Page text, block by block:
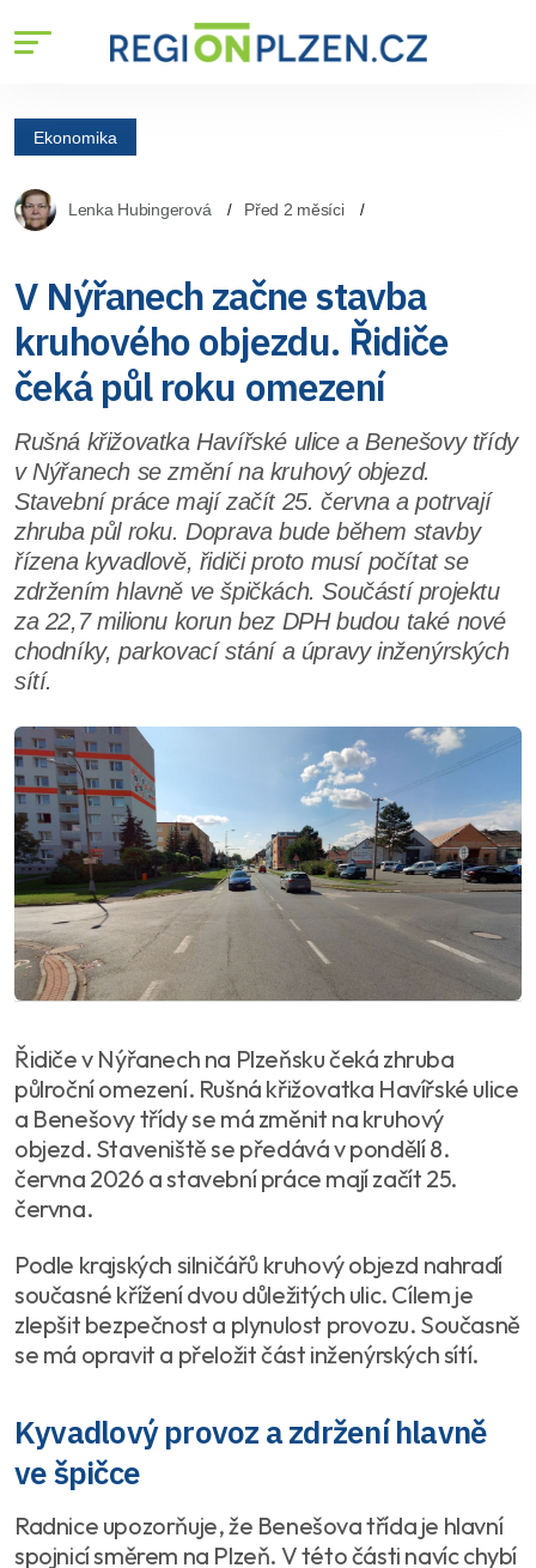
Ekonomika
Lenka Hubingerová Před 2 měsíci
V Nýřanech začne stavba
kruhového objezdu. Řidiče
čeká půl roku omezení
Rušná křižovatka Havířské ulice a Benešovy třídy
v Nýřanech se změní na kruhový objezd.
Stavební práce mají začít 25. června a potrvají
zhruba půl roku. Doprava bude během stavby
řízena kyvadlově, řidiči proto musí počítat se
zdržením hlavně ve špičkách. Součástí projektu
za 22,7 milionu korun bez DPH budou také nové
chodníky, parkovací stání a úpravy inženýrských
sítí.
Řidiče v Nýřanech na Plzeňsku čeká zhruba
půlroční omezení. Rušná křižovatka Havířské ulice
a Benešovy třídy se má změnit na kruhový
objezd. Staveniště se předává v pondělí 8.
června 2026 a stavební práce mají začít 25.
června.
Podle krajských silničářů kruhový objezd nahradí
současné křížení dvou důležitých ulic. Cílem je
zlepšit bezpečnost a plynulost provozu. Současně
se má opravit a přeložit část inženýrských sítí.
Kyvadlový provoz a zdržení hlavně
ve špičce
Radnice upozorňuje, že Benešova třída je hlavní
spojnicí směrem na Plzeň. V této části navíc chybí